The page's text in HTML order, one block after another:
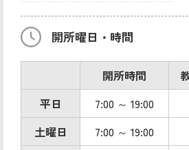
開所曜日・時間
開所時間
平日
7:00 ～ 19:00
土曜日
7:00 ～ 19:00